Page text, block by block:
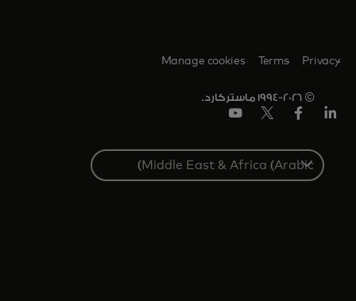
© 1994-2026 ماستركارد.
Privacy
Terms
Manage cookies
Select
a
country